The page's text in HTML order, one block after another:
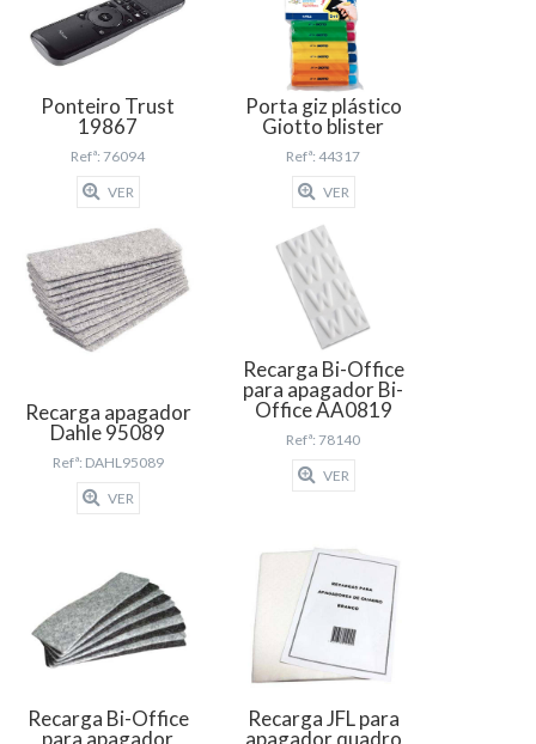
Ponteiro Trust
19867
Refª: 76094
VER
Porta giz plástico
Giotto blister
Refª: 44317
VER
Recarga apagador
Dahle 95089
Refª: DAHL95089
VER
Recarga Bi-Office
para apagador Bi-
Office AA0819
Refª: 78140
VER
Recarga Bi-Office
para apagador
Recarga JFL para
apagador quadro